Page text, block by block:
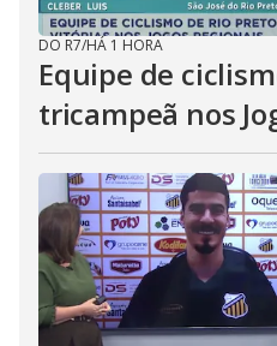
DO R7/HÁ 1 HORA
Equipe de
tricampeã nos